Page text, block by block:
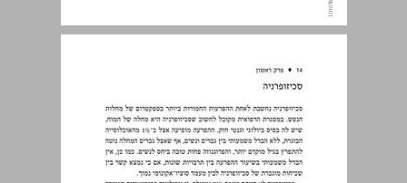
סכיזופרניה ... 14